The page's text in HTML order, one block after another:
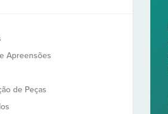
Apreensões
de Peças